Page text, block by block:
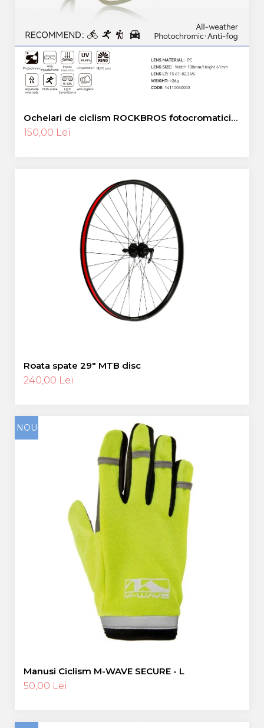
Ochelari de ciclism ROCKBROS fotocromatici
anti-aburire UV400 reglabili
150,00 Lei
Roata spate 29″ MTB disc
240,00 Lei
NOU
Manusi Ciclism M-WAVE SECURE - L
50,00 Lei